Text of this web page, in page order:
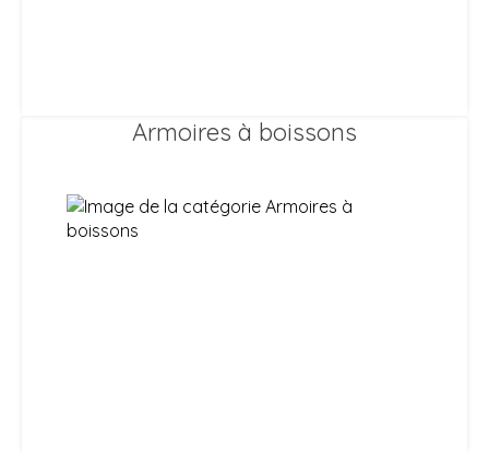
Armoires à boissons